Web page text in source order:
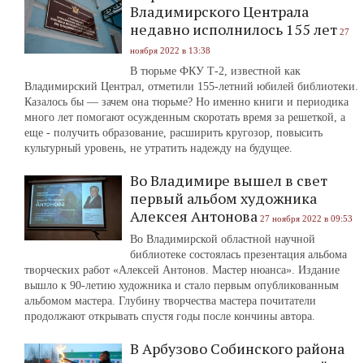
Владимирского Централа
недавно исполнилось 155 лет 27
ноября 2022 в 13:38
В тюрьме ФКУ Т-2, известной как
Владимирский Централ, отметили 155-летний юбилей библиотеки.
Казалось бы — зачем она тюрьме? Но именно книги и периодика
много лет помогают осужденным скоротать время за решеткой, а
еще - получить образование, расширить кругозор, повысить
культурный уровень, не утратить надежду на будущее.
Во Владимире вышел в свет
первый альбом художника
Алексея Антонова 27 ноября 2022 в 09:53
Во Владимирской областной научной
библиотеке состоялась презентация альбома
творческих работ «Алексей Антонов. Мастер нюанса». Издание
вышло к 90-летию художника и стало первым опубликованным
альбомом мастера. Глубину творчества мастера почитатели
продолжают открывать спустя годы после кончины автора.
В Арбузово Собинского района